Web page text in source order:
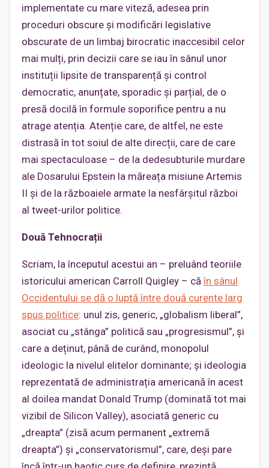
implementate cu mare viteză, adesea prin
proceduri obscure și modificări legislative
obscurate de un limbaj birocratic inaccesibil celor
mai mulți, prin decizii care se iau în sânul unor
instituții lipsite de transparență și control
democratic, anunțate, sporadic și parțial, de o
presă docilă în formule soporifice pentru a nu
atrage atenția. Atenție care, de altfel, ne este
distrasă în tot soiul de alte direcții, care de care
mai spectaculoase – de la dedesubturile murdare
ale Dosarului Epstein la măreața misiune Artemis
II și de la războaiele armate la nesfârșitul război
al tweet-urilor politice.
Două Tehnocrații
Scriam, la începutul acestui an – preluând teoriile
istoricului american Carroll Quigley – căîn sânul
Occidentului se dă o luptă între două curente larg
spus politice: unul zis, generic, „globalism liberal”,
asociat cu „stânga” politică sau „progresismul”, și
care a deținut, până de curând, monopolul
ideologic la nivelul elitelor dominante; și ideologia
reprezentată de administrația americană în acest
al doilea mandat Donald Trump (dominată tot mai
vizibil de Silicon Valley), asociată generic cu
„dreapta” (zisă acum permanent „extremă
dreapta”) și „conservatorismul”, care, deși pare